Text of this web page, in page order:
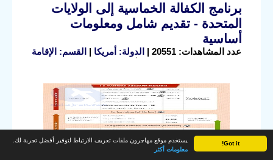
Got it!
يستخدم موقع مهاجرون ملفات تعريف الارتباط لتوفير أفضل تجربة لك.
معلومات أكثر
برنامج الكفالة الخماسية إلى الولايات
المتحدة - تقديم شامل ومعلومات
أساسية
عدد المشاهدات: 20551 | الدولة: أمريكا | القسم: الإقامة